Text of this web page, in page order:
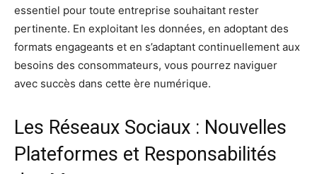
essentiel pour toute entreprise souhaitant rester
pertinente. En exploitant les données, en adoptant des
formats engageants et en s’adaptant continuellement aux
besoins des consommateurs, vous pourrez naviguer
avec succès dans cette ère numérique.
Les Réseaux Sociaux : Nouvelles
Plateformes et Responsabilités